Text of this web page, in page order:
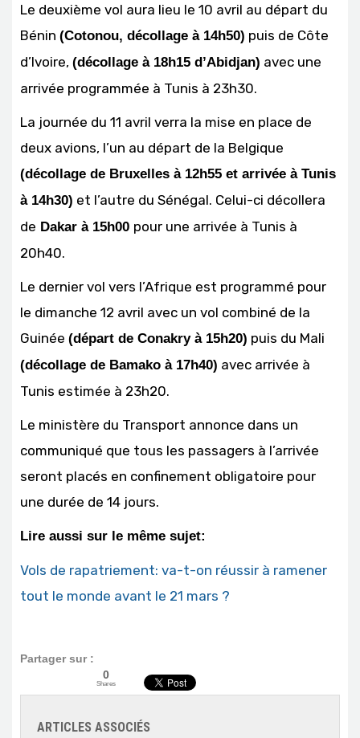
Le deuxième vol aura lieu le 10 avril au départ du
Bénin (Cotonou, décollage à 14h50) puis de Côte
d’Ivoire, (décollage à 18h15 d’Abidjan) avec une
arrivée programmée à Tunis à 23h30.
La journée du 11 avril verra la mise en place de
deux avions, l’un au départ de la Belgique
(décollage de Bruxelles à 12h55 et arrivée à Tunis
à 14h30) et l’autre du Sénégal. Celui-ci décollera
de Dakar à 15h00 pour une arrivée à Tunis à
20h40.
Le dernier vol vers l’Afrique est programmé pour
le dimanche 12 avril avec un vol combiné de la
Guinée (départ de Conakry à 15h20) puis du Mali
(décollage de Bamako à 17h40) avec arrivée à
Tunis estimée à 23h20.
Le ministère du Transport annonce dans un
communiqué que tous les passagers à l’arrivée
seront placés en confinement obligatoire pour
une durée de 14 jours.
Lire aussi sur le même sujet:
Vols de rapatriement: va-t-on réussir à ramener
tout le monde avant le 21 mars ?
Partager sur :
0
Shares
ARTICLES ASSOCIÉS